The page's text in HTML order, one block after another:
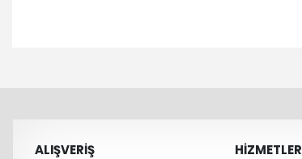
ALIŞVERİŞ HİZMETLER